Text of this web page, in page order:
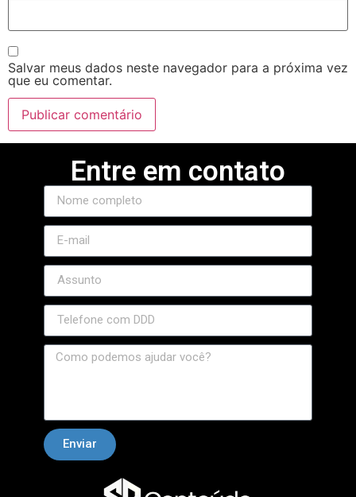
Salvar meus dados neste navegador para a próxima vez
que eu comentar.
Entre em contato
Enviar